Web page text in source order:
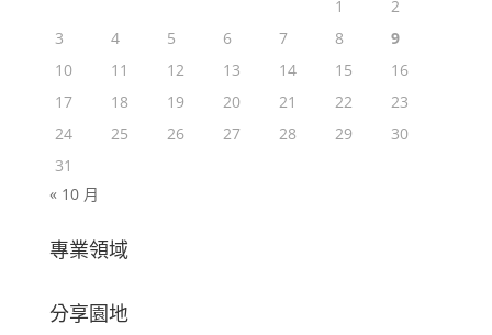
1
2
3
4 5 6 7 8
9
10
11 12 13 14 15
16
17
18 19 20 21 22
23
24
25 26 27 28 29
30
31
« 10 月
專業領域
分享園地